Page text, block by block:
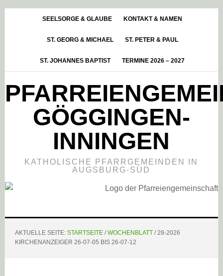
HauptsidebarSEELSORGE & GLAUBE KONTAKT & NAMEN
ST. GEORG & MICHAEL ST. PETER & PAUL
ST. JOHANNES BAPTIST TERMINE 2026 – 2027
GÖGGINGEN-
INNINGEN
KATHOLISCHE PFARRGEMEINDEN IN
AUGSBURG-SÜD
AKTUELLE SEITE: STARTSEITE / WOCHENBLATT /28-2026
KIRCHENANZEIGER 26-07-05 BIS 26-07-12